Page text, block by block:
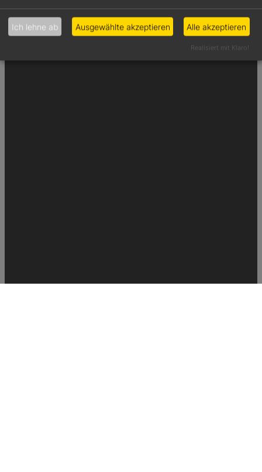
Ich lehne ab Ausgewählte akzeptieren Alle akzeptieren
Realisiert mit Klaro!